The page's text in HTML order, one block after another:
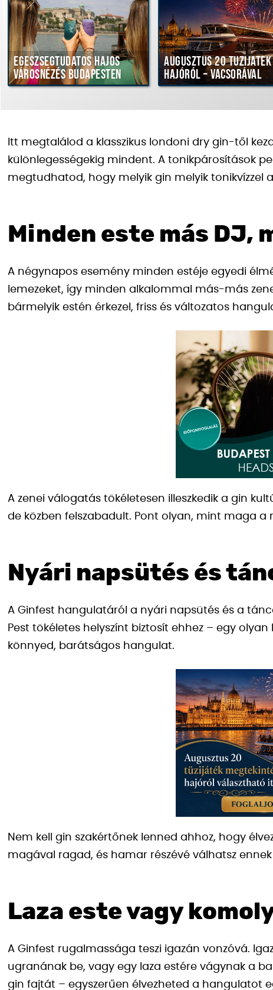
Egészségtudatos hajós
városnézés Budapesten
Augusztus 20 tűzijáték
hajóról – vacsorával
Itt megtalálod a klasszikus londoni dry gin-től
különlegességekig mindent. A tonikpárosítások
megtudhatod, hogy melyik gin melyik tonikvízzel
Minden este más DJ,
A négynapos esemény minden estéje egyedi
lemezeket, így minden alkalommal más-más
bármelyik estén érkezel, friss és változatos
A zenei válogatás tökéletesen illeszkedik a gin
de közben felszabadult. Pont olyan, mint maga a
Nyári napsütés és
A Ginfest hangulatáról a nyári napsütés és a
Pest tökéletes helyszínt biztosít ehhez – egy
könnyed, barátságos hangulat.
Nem kell gin szakértőnek lenned ahhoz, hogy
magával ragad, és hamar részévé válhatsz
Laza este vagy
A Ginfest rugalmassága teszi igazán vonzóvá.
ugranának be, vagy egy laza estére vágynak a
gin fajtát – egyszerűen élvezheted a hangulatot